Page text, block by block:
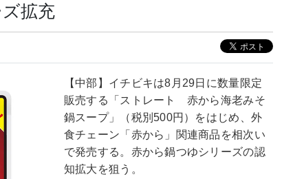
拡充
【中部】イチビキは8月29日に数量限定
販売する「ストレート 赤から海老みそ
鍋スープ」（税別500円）をはじめ、外
食チェーン「赤から」関連商品を相次い
で発売する。赤から鍋つゆシリーズの認
知拡大を狙う。